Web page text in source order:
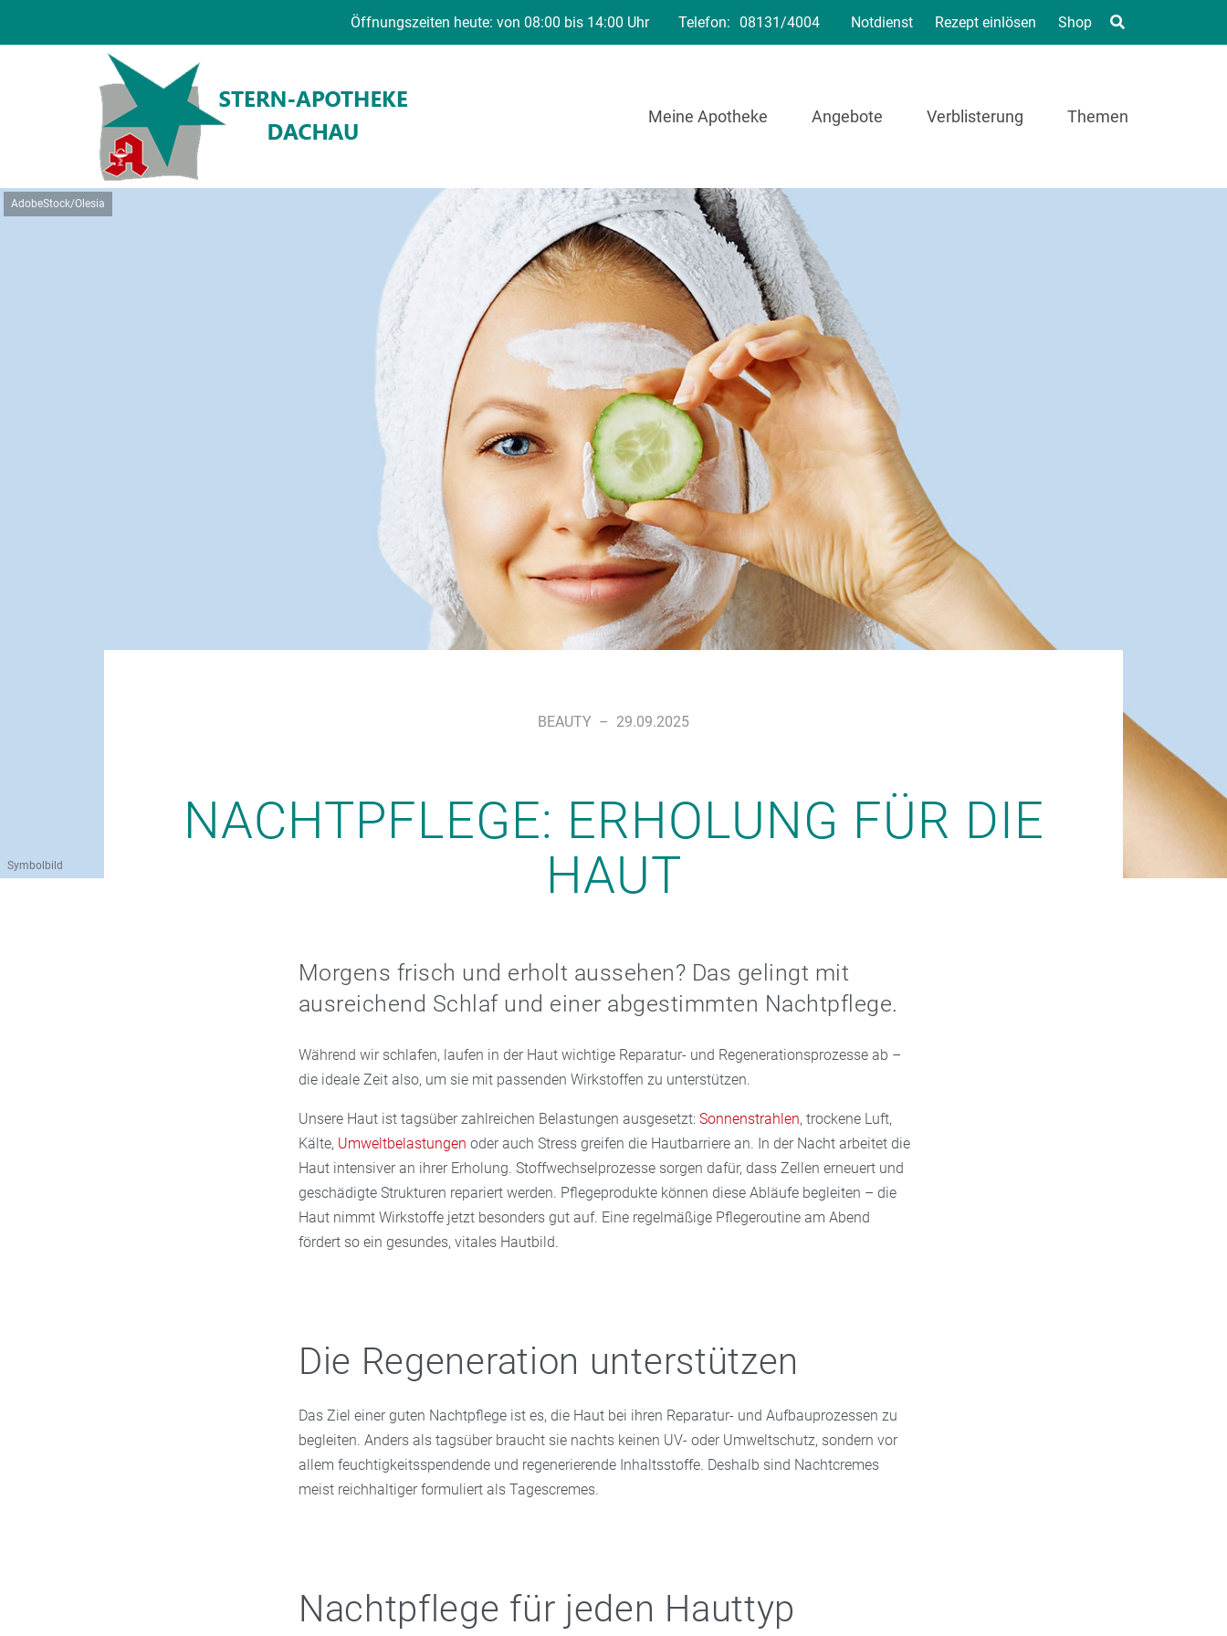
Öffnungszeiten heute: von 08:00 bis 14:00 Uhr Telefon: 08131/4004 Notdienst Rezept einlösen Shop
Meine Apotheke Angebote Verblisterung Themen
AdobeStock/Olesia
Symbolbild
BEAUTY – 29.09.2025
NACHTPFLEGE: ERHOLUNG FÜR DIE
HAUT
Morgens frisch und erholt aussehen? Das gelingt mit
ausreichend Schlaf und einer abgestimmten Nachtpflege.
Während wir schlafen, laufen in der Haut wichtige Reparatur- und Regenerationsprozesse ab –
die ideale Zeit also, um sie mit passenden Wirkstoffen zu unterstützen.
Unsere Haut ist tagsüber zahlreichen Belastungen ausgesetzt: Sonnenstrahlen, trockene Luft,
Kälte, Umweltbelastungen oder auch Stress greifen die Hautbarriere an. In der Nacht arbeitet die
Haut intensiver an ihrer Erholung. Stoffwechselprozesse sorgen dafür, dass Zellen erneuert und
geschädigte Strukturen repariert werden. Pflegeprodukte können diese Abläufe begleiten – die
Haut nimmt Wirkstoffe jetzt besonders gut auf. Eine regelmäßige Pflegeroutine am Abend
fördert so ein gesundes, vitales Hautbild.
Die Regeneration unterstützen
Das Ziel einer guten Nachtpflege ist es, die Haut bei ihren Reparatur- und Aufbauprozessen zu
begleiten. Anders als tagsüber braucht sie nachts keinen UV- oder Umweltschutz, sondern vor
allem feuchtigkeitsspendende und regenerierende Inhaltsstoffe. Deshalb sind Nachtcremes
meist reichhaltiger formuliert als Tagescremes.
Nachtpflege für jeden Hauttyp